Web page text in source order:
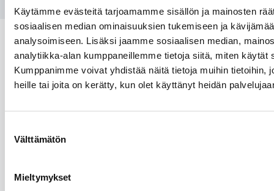
Käytämme evästeitä tarjoamamme sisällön ja mainosten
sosiaalisen median ominaisuuksien tukemiseen ja
analysoimiseen. Lisäksi jaamme sosiaalisen median,
analytiikka-alan kumppaneillemme tietoja siitä, miten käytät
Kumppanimme voivat yhdistää näitä tietoja muihin tietoihin,
heille tai joita on kerätty, kun olet käyttänyt heidän
valinta
Välttämätön
Mieltymykset
Salmelankuja 1, 88300 Paltamo
Varhaiskasvatus ja opetus